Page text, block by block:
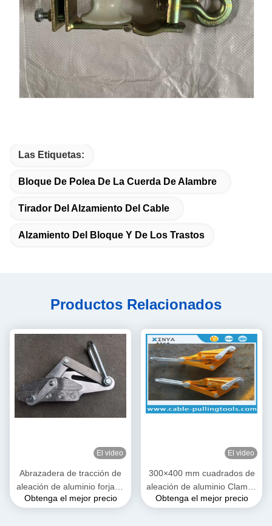
Las Etiquetas:
Bloque De Polea De La Cuerda De Alambre
Tirador Del Alzamiento Del Cable
Alzamiento Del Bloque Y De Los Trastos
Productos Relacionados
El video
Abrazadera de tracción de
aleación de aluminio forjado
de alta resistencia de 28 mm
Obtenga el mejor precio
El video
300×400 mm cuadrados de
aleación de aluminio Clamps
de entrada para conductores
Obtenga el mejor precio